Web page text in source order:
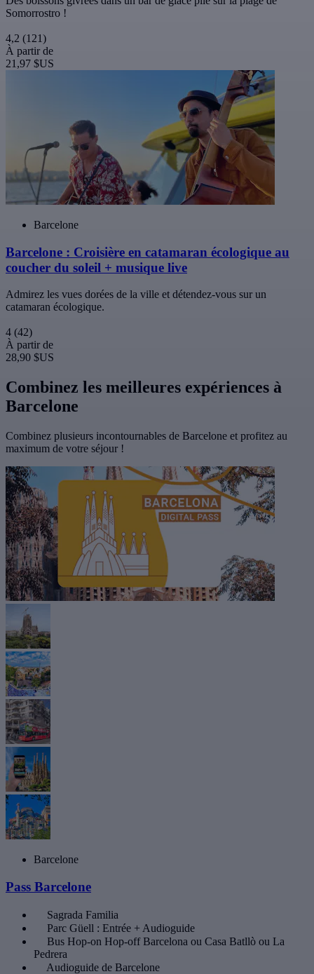
Somorrostro !
4,2 (121)
À partir de
21,97 $US
Barcelone
Barcelone : Croisière en catamaran écologique au
coucher du soleil + musique live
Admirez les vues dorées de la ville et détendez-vous sur un
catamaran écologique.
4 (42)
À partir de
28,90 $US
Combinez les meilleures expériences à
Barcelone
Combinez plusieurs incontournables de Barcelone et profitez au
maximum de votre séjour !
Barcelone
Pass Barcelone
Sagrada Familia
Parc Güell : Entrée + Audioguide
Bus Hop-on Hop-off Barcelona ou Casa Batllò ou La
Pedrera
Audioguide de Barcelone